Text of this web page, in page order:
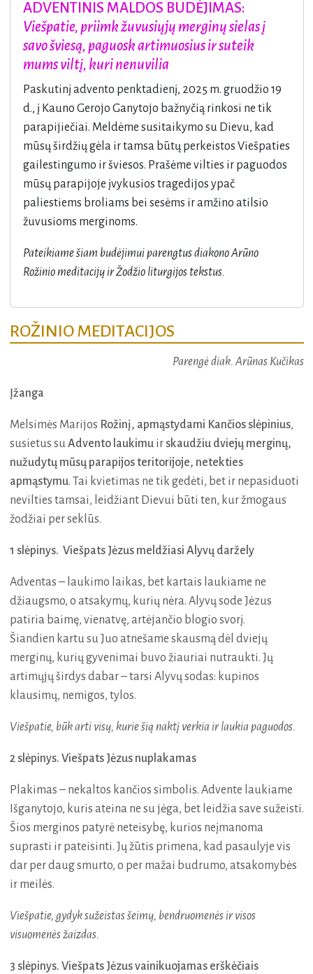
ADVENTINIS MALDOS BUDĖJIMAS:
Viešpatie, priimk žuvusiųjų merginų sielas į
savo šviesą, paguosk artimuosius ir suteik
mums viltį, kuri nenuvilia
Paskutinį advento penktadienį, 2025 m. gruodžio 19
d., į Kauno Gerojo Ganytojo bažnyčią rinkosi ne tik
parapijiečiai. Meldėme susitaikymo su Dievu, kad
mūsų širdžių gėla ir tamsa būtų perkeistos Viešpaties
gailestingumo ir šviesos. Prašėme vilties ir paguodos
mūsų parapijoje įvykusios tragedijos ypač
paliestiems broliams bei sesėms ir amžino atilsio
žuvusioms merginoms.
Pateikiame šiam budėjimui parengtus diakono Arūno
Rožinio meditacijų ir Žodžio liturgijos tekstus.
ROŽINIO MEDITACIJOS
Parengė diak. Arūnas Kučikas
Įžanga
Melsimės Marijos Rožinį, apmąstydami Kančios slėpinius,
susietus suAdvento laukimuirskaudžiu dviejų merginų,
nužudytų mūsų parapijos teritorijoje, netekties
apmąstymu. Tai kvietimas ne tik gedėti, bet ir nepasiduoti
nevilties tamsai, leidžiant Dievui būti ten, kur žmogaus
žodžiai per seklūs.
1 slėpinys. Viešpats Jėzus meldžiasi Alyvų daržely
Adventas – laukimo laikas, bet kartais laukiame ne
džiaugsmo, o atsakymų, kurių nėra. Alyvų sode Jėzus
patiria baimę, vienatvę, artėjančio blogio svorį.
Šiandien kartu su Juo atnešame skausmą dėl dviejų
merginų, kurių gyvenimai buvo žiauriai nutraukti. Jų
artimųjų širdys dabar – tarsi Alyvų sodas: kupinos
klausimų, nemigos, tylos.
Viešpatie, būk arti visų, kurie šią naktį verkia ir laukia paguodos.
2 slėpinys. Viešpats Jėzus nuplakamas
Plakimas – nekaltos kančios simbolis. Advente laukiame
Išganytojo, kuris ateina ne su jėga, bet leidžia save sužeisti.
Šios merginos patyrė neteisybę, kurios neįmanoma
suprasti ir pateisinti. Jų žūtis primena, kad pasaulyje vis
dar per daug smurto, o per mažai budrumo, atsakomybės
ir meilės.
Viešpatie, gydyk sužeistas šeimų, bendruomenės ir visos
visuomenės žaizdas.
3 slėpinys. Viešpats Jėzus vainikuojamas erškėčiais